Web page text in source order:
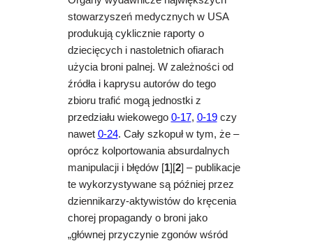
stowarzyszeń medycznych w USA
produkują cyklicznie raporty o
dziecięcych i nastoletnich ofiarach
użycia broni palnej. W zależności od
źródła i kaprysu autorów do tego
zbioru trafić mogą jednostki z
przedziału wiekowego 0-17, 0-19czy
nawet 0-24. Cały szkopuł w tym, że –
oprócz kolportowania absurdalnych
manipulacji i błędów [1][2] – publikacje
te wykorzystywane są później przez
dziennikarzy-aktywistów do kręcenia
chorej propagandy o broni jako
„głównej przyczynie zgonów wśród